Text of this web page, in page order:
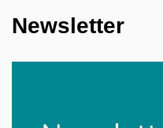
Newsletter